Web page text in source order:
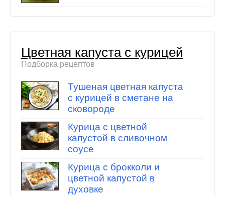
Цветная капуста с курицей
Подборка рецептов
Тушеная цветная капуста
с курицей в сметане на
сковороде
Курица с цветной
капустой в сливочном
соусе
Курица с брокколи и
цветной капустой в
духовке